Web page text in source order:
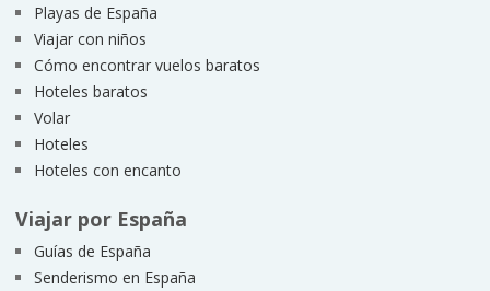
Playas de España
Viajar con niños
Cómo encontrar vuelos baratos
Hoteles baratos
Volar
Hoteles
Hoteles con encanto
Viajar por España
Guías de España
Senderismo en España